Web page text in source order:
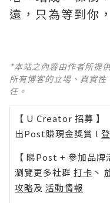
遠，只為等到你
*本站之內容由作者所提
所有博客的立場、真實
任。
【 U Creator 招募 】
出Post賺現金獎賞 l
【 睇Post + 參加品牌
瀏覽更多社群 打卡 丶
攻略及 活動情報